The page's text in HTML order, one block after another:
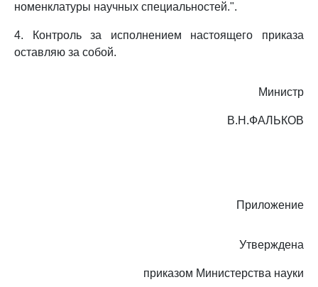
номенклатуры научных специальностей.".
4. Контроль за исполнением настоящего приказа
оставляю за собой.
Министр
В.Н.ФАЛЬКОВ
Приложение
Утверждена
приказом Министерства науки